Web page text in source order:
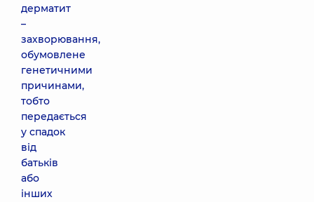
дерматит
–
захворювання,
обумовлене
генетичними
причинами,
тобто
передається
у спадок
від
батьків
або
інших